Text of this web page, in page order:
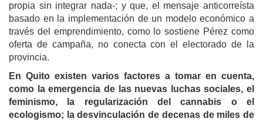
propia sin integrar nada-; y que, el mensaje anticorreísta
basado en la implementación de un modelo económico a
través del emprendimiento, como lo sostiene Pérez como
oferta de campaña, no conecta con el electorado de la
provincia.
En Quito existen varios factores a tomar en cuenta,
como la emergencia de las nuevas luchas sociales, el
feminismo, la regularización del cannabis o el
ecologismo; la desvinculación de decenas de miles de